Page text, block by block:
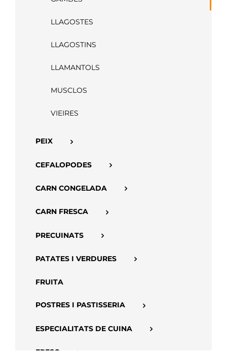
LLAGOSTES
LLAGOSTINS
LLAMANTOLS
MUSCLOS
VIEIRES
PEIX
CEFALOPODES
CARN CONGELADA
CARN FRESCA
PRECUINATS
PATATES I VERDURES
FRUITA
POSTRES I PASTISSERIA
ESPECIALITATS DE CUINA
FRESC